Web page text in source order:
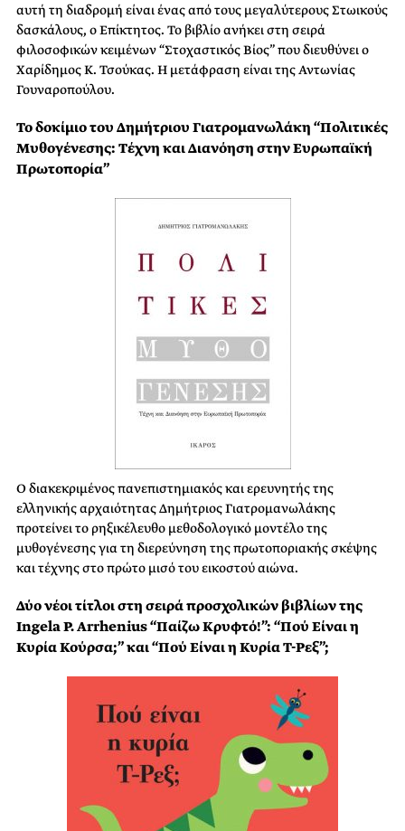
αυτή τη διαδρομή είναι ένας από τους μεγαλύτερους Στωικούς
δασκάλους, ο Επίκτητος. Το βιβλίο ανήκει στη σειρά
φιλοσοφικών κειμένων “Στοχαστικός Βίος” που διευθύνει ο
Χαρίδημος Κ. Τσούκας. Η μετάφραση είναι της Αντωνίας
Γουναροπούλου.
Το δοκίμιο του Δημήτριου Γιατρομανωλάκη “Πολιτικές
Μυθογένεσης: Τέχνη και Διανόηση στην Ευρωπαϊκή
Πρωτοπορία”
Ο διακεκριμένος πανεπιστημιακός και ερευνητής της
ελληνικής αρχαιότητας Δημήτριος Γιατρομανωλάκης
προτείνει το ρηξικέλευθο μεθοδολογικό μοντέλο της
μυθογένεσης για τη διερεύνηση της πρωτοποριακής σκέψης
και τέχνης στο πρώτο μισό του εικοστού αιώνα.
Δύο νέοι τίτλοι στη σειρά προσχολικών βιβλίων της
Ingela P. Arrhenius “Παίζω Κρυφτό!”: “Πού Είναι η
Κυρία Κούρσα;” και “Πού Είναι η Κυρία Τ-Ρεξ”;